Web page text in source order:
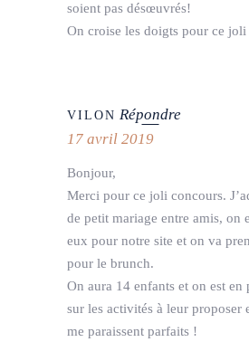
soient pas désœuvrés!
On croise les doigts pour ce
VILON Répondre
17 avril 2019
Bonjour,
Merci pour ce joli concours.
de petit mariage entre amis, on
eux pour notre site et on va
pour le brunch.
On aura 14 enfants et on est
sur les activités à leur proposer
me paraissent parfaits !